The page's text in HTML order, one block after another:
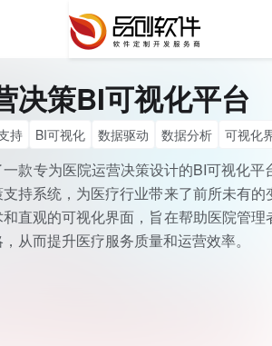
决策BI可视化平台
持 BI可视化 数据驱动 数据分析
可视化
款专为医院运营决策设计的BI可视化
持系统，为医疗行业带来了前所未有
直观的可视化界面，旨在帮助医院管
从而提升医疗服务质量和运营效率。